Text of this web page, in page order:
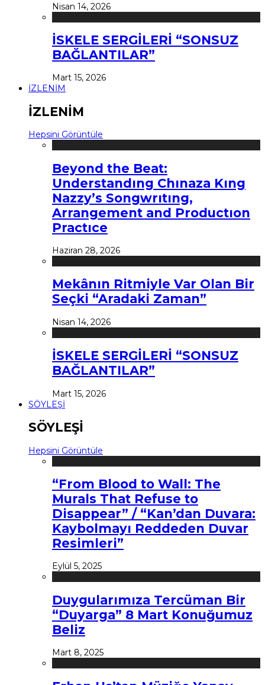
Nisan 14, 2026
İSKELE SERGİLERİ “SONSUZ
BAĞLANTILAR”
Mart 15, 2026
İZLENİM
İZLENİM
Hepsini Görüntüle
Beyond the Beat:
Understandıng Chınaza Kıng
Nazzy’s Songwrıtıng,
Arrangement and Productıon
Practıce
Haziran 28, 2026
Mekânın Ritmiyle Var Olan Bir
Seçki “Aradaki Zaman”
Nisan 14, 2026
İSKELE SERGİLERİ “SONSUZ
BAĞLANTILAR”
Mart 15, 2026
SÖYLEŞİ
SÖYLEŞİ
Hepsini Görüntüle
“From Blood to Wall: The
Murals That Refuse to
Disappear” / “Kan’dan Duvara:
Kaybolmayı Reddeden Duvar
Resimleri”
Eylül 5, 2025
Duygularımıza Tercüman Bir
“Duyarga” 8 Mart Konuğumuz
Beliz
Mart 8, 2025